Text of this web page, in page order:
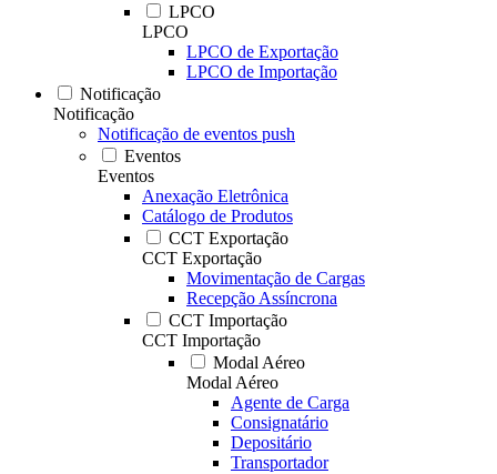
LPCO
LPCO
LPCO de Exportação
LPCO de Importação
Notificação
Notificação
Notificação de eventos push
Eventos
Eventos
Anexação Eletrônica
Catálogo de Produtos
CCT Exportação
CCT Exportação
Movimentação de Cargas
Recepção Assíncrona
CCT Importação
CCT Importação
Modal Aéreo
Modal Aéreo
Agente de Carga
Consignatário
Depositário
Transportador